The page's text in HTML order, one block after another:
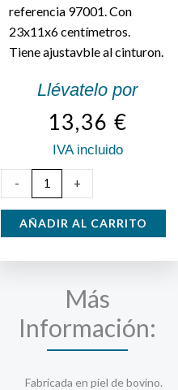
referencia 97001. Con
23x11x6 centímetros.
Tiene ajustavble al cinturon.
Llévatelo por
13,36 €
IVA incluido
-
tijeras
podar
+
AÑADIR AL CARRITO
Más
Información:
Fabricada en piel de bovino.